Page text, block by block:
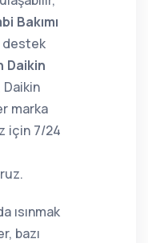
Bakımı
destek
Daikin
Daikin
marka
için 7/24
ısınmak
bazı